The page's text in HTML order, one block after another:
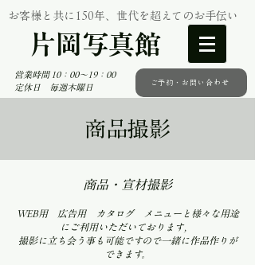
お客様と共に150年、世代を超えてのお手伝い
片岡写真館
営業時間 10：00～19：00
定休日 毎週木曜日
ご予約・お問い合わせ
商品撮影
商品・宣材撮影
​WEB用 広告用 カタログ メニューと様々な用途
にご利用いただいております,
撮影に立ち会う事も可能ですので一緒に作品作りが
できます。